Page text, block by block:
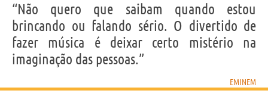
“Não quero que saibam quando estou
brincando ou falando sério. O divertido de
fazer música é deixar certo mistério na
imaginação das pessoas.”
EMINEM